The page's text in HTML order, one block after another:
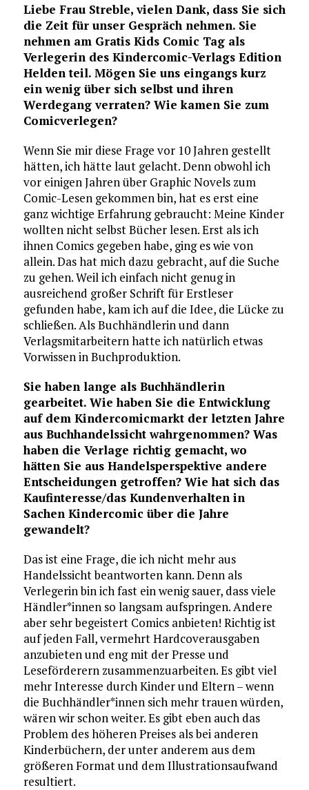
Liebe Frau Streble, vielen Dank, dass Sie sich
die Zeit für unser Gespräch nehmen. Sie
nehmen am Gratis Kids Comic Tag als
Verlegerin des Kindercomic-Verlags Edition
Helden teil. Mögen Sie uns eingangs kurz
ein wenig über sich selbst und ihren
Werdegang verraten? Wie kamen Sie zum
Comicverlegen?
Wenn Sie mir diese Frage vor 10 Jahren gestellt
hätten, ich hätte laut gelacht. Denn obwohl ich
vor einigen Jahren über Graphic Novels zum
Comic-Lesen gekommen bin, hat es erst eine
ganz wichtige Erfahrung gebraucht: Meine Kinder
wollten nicht selbst Bücher lesen. Erst als ich
ihnen Comics gegeben habe, ging es wie von
allein. Das hat mich dazu gebracht, auf die Suche
zu gehen. Weil ich einfach nicht genug in
ausreichend großer Schrift für Erstleser
gefunden habe, kam ich auf die Idee, die Lücke zu
schließen. Als Buchhändlerin und dann
Verlagsmitarbeitern hatte ich natürlich etwas
Vorwissen in Buchproduktion.
Sie haben lange als Buchhändlerin
gearbeitet. Wie haben Sie die Entwicklung
auf dem Kindercomicmarkt der letzten Jahre
aus Buchhandelssicht wahrgenommen? Was
haben die Verlage richtig gemacht, wo
hätten Sie aus Handelsperspektive andere
Entscheidungen getroffen? Wie hat sich das
Kaufinteresse/das Kundenverhalten in
Sachen Kindercomic über die Jahre
gewandelt?
Das ist eine Frage, die ich nicht mehr aus
Handelssicht beantworten kann. Denn als
Verlegerin bin ich fast ein wenig sauer, dass viele
Händler*innen so langsam aufspringen. Andere
aber sehr begeistert Comics anbieten! Richtig ist
auf jeden Fall, vermehrt Hardcoverausgaben
anzubieten und eng mit der Presse und
Leseförderern zusammenzuarbeiten. Es gibt viel
mehr Interesse durch Kinder und Eltern – wenn
die Buchhändler*innen sich mehr trauen würden,
wären wir schon weiter. Es gibt eben auch das
Problem des höheren Preises als bei anderen
Kinderbüchern, der unter anderem aus dem
größeren Format und dem Illustrationsaufwand
resultiert.